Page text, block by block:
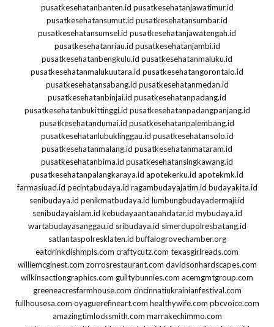
pusatkesehatanbanten.id pusatkesehatanjawatimur.id
pusatkesehatansumut.id pusatkesehatansumbar.id
pusatkesehatansumsel.id pusatkesehatanjawatengah.id
pusatkesehatanriau.id pusatkesehatanjambi.id
pusatkesehatanbengkulu.id pusatkesehatanmaluku.id
pusatkesehatanmalukuutara.id pusatkesehatangorontalo.id
pusatkesehatansabang.id pusatkesehatanmedan.id
pusatkesehatanbinjai.id pusatkesehatanpadang.id
pusatkesehatanbukittinggi.id pusatkesehatanpadangpanjang.id
pusatkesehatandumai.id pusatkesehatanpalembang.id
pusatkesehatanlubuklinggau.id pusatkesehatansolo.id
pusatkesehatanmalang.id pusatkesehatanmataram.id
pusatkesehatanbima.id pusatkesehatansingkawang.id
pusatkesehatanpalangkaraya.id apotekerku.id apotekmk.id
farmasiuad.id pecintabudaya.id ragambudayajatim.id budayakita.id
senibudaya.id penikmatbudaya.id lumbungbudayadermaji.id
senibudayaislam.id kebudayaantanahdatar.id mybudaya.id
wartabudayasanggau.id sribudaya.id simerdupolresbatang.id
satlantaspolresklaten.id buffalogrovechamber.org
eatdrinkdishmpls.com craftycutz.com texasgirlreads.com
williemcginest.com zorrosrestaurant.com davidsonhardscapes.com
wilkinsactiongraphics.com guiltybunnies.com acemgmtgroup.com
greeneacresfarmhouse.com cincinnatiukrainianfestival.com
fullhousesa.com oyaguerefineart.com healthywife.com pbcvoice.com
amazingtimlocksmith.com marrakechimmo.com